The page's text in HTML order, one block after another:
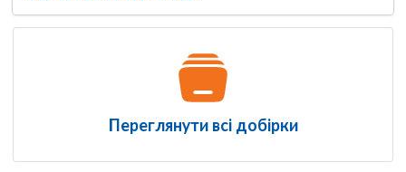
Переглянути всі добірки